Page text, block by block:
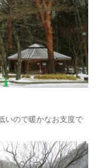
いので暖かなお支度で